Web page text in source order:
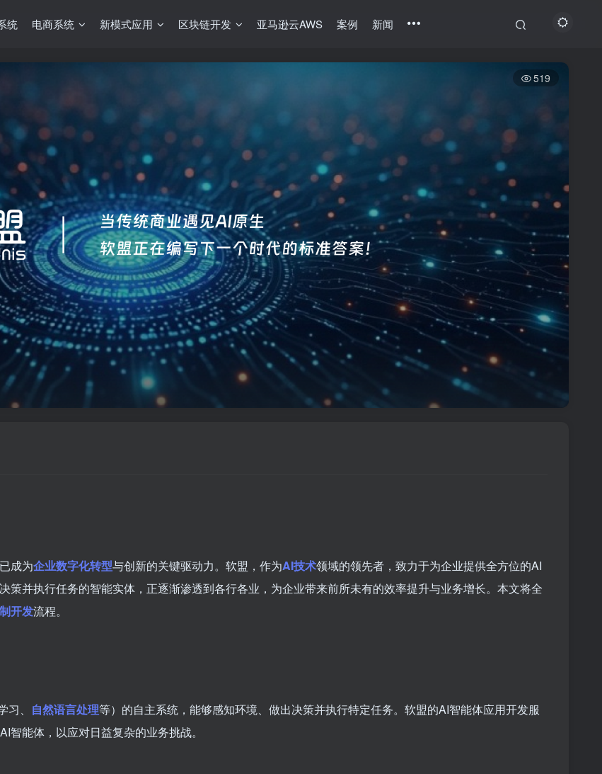
统 电商系统 新模式应用 区块链开发 亚马逊云AWS 案例 新闻
519
成为企业数字化转型与创新的关键驱动力。软盟，作为AI技术领域的领先者，致力于为企业提供全方位的AI
策并执行任务的智能实体，正逐渐渗透到各行各业，为企业带来前所未有的效率提升与业务增长。本文将全
开发流程。
习、 自然语言处理等）的自主系统，能够感知环境、做出决策并执行特定任务。软盟的AI智能体应用开发服
能体，以应对日益复杂的业务挑战。